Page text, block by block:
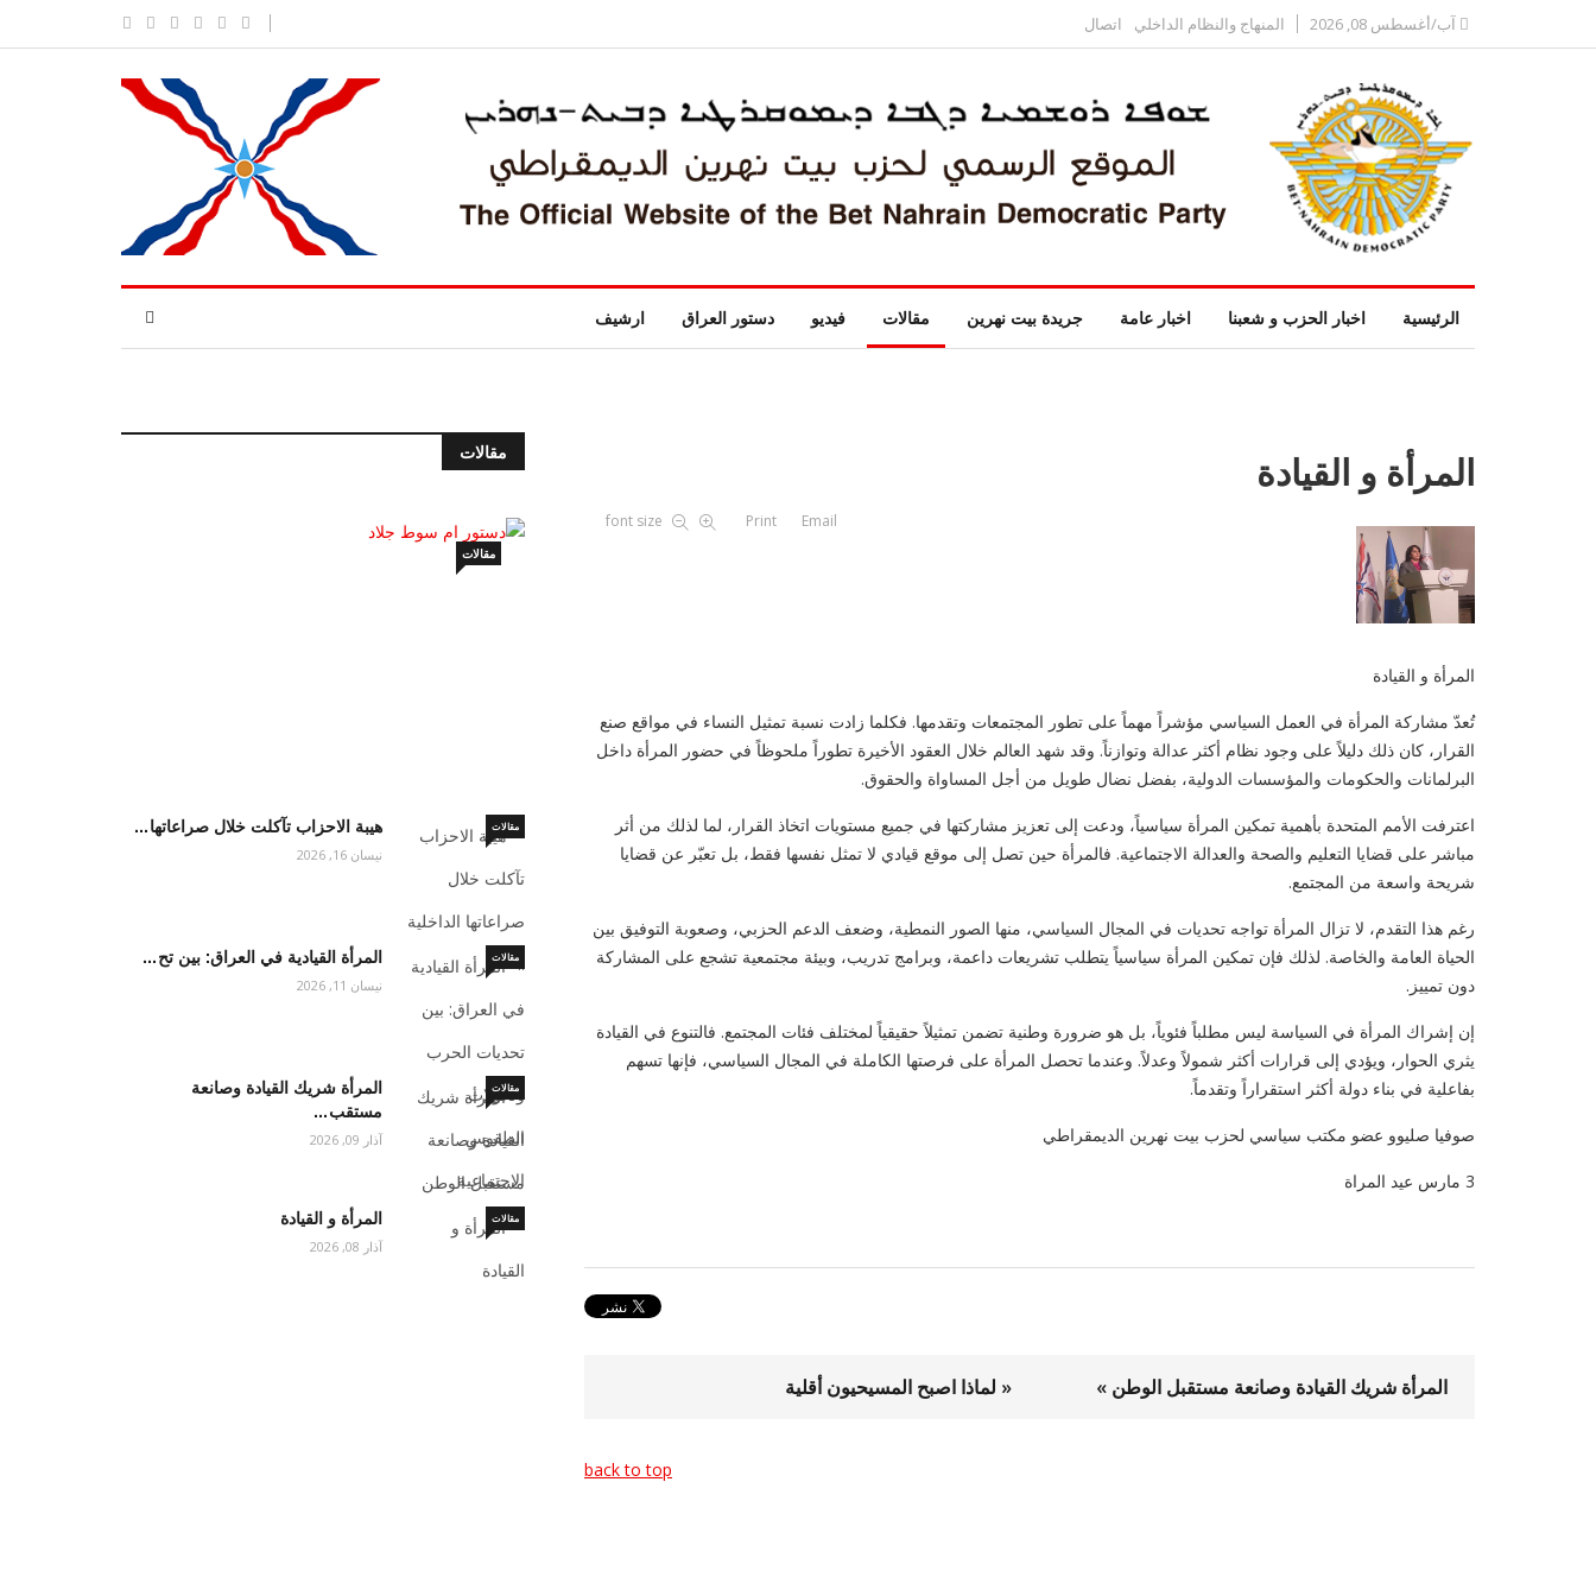
آب/أغسطس 08, 2026 المنهاج والنظام الداخلي اتصال
الرئيسية اخبار الحزب و شعبنا اخبار عامة جريدة بيت نهرين مقالات فيديو دستور العراق ارشيف
المرأة و القيادة
font size Print Email
المرأة و القيادة
تُعدّ مشاركة المرأة في العمل السياسي مؤشراً مهماً على تطور المجتمعات وتقدمها. فكلما زادت نسبة تمثيل النساء في مواقع صنع
القرار، كان ذلك دليلاً على وجود نظام أكثر عدالة وتوازناً. وقد شهد العالم خلال العقود الأخيرة تطوراً ملحوظاً في حضور المرأة داخل
البرلمانات والحكومات والمؤسسات الدولية، بفضل نضال طويل من أجل المساواة والحقوق.
اعترفت الأمم المتحدة بأهمية تمكين المرأة سياسياً، ودعت إلى تعزيز مشاركتها في جميع مستويات اتخاذ القرار، لما لذلك من أثر
مباشر على قضايا التعليم والصحة والعدالة الاجتماعية. فالمرأة حين تصل إلى موقع قيادي لا تمثل نفسها فقط، بل تعبّر عن قضايا
شريحة واسعة من المجتمع.
رغم هذا التقدم، لا تزال المرأة تواجه تحديات في المجال السياسي، منها الصور النمطية، وضعف الدعم الحزبي، وصعوبة التوفيق بين
الحياة العامة والخاصة. لذلك فإن تمكين المرأة سياسياً يتطلب تشريعات داعمة، وبرامج تدريب، وبيئة مجتمعية تشجع على المشاركة
دون تمييز.
إن إشراك المرأة في السياسة ليس مطلباً فئوياً، بل هو ضرورة وطنية تضمن تمثيلاً حقيقياً لمختلف فئات المجتمع. فالتنوع في القيادة
يثري الحوار، ويؤدي إلى قرارات أكثر شمولاً وعدلاً. وعندما تحصل المرأة على فرصتها الكاملة في المجال السياسي، فإنها تسهم
بفاعلية في بناء دولة أكثر استقراراً وتقدماً.
صوفيا صليوو عضو مكتب سياسي لحزب بيت نهرين الديمقراطي
3 مارس عيد المراة
« لماذا اصبح المسيحيون أقلية المرأة شريك القيادة وصانعة مستقبل الوطن »
back to top
مقالات
مقالات
هيبة الاحزاب تآكلت خلال صراعاتها… مقالات
نيسان 16, 2026
المرأة القيادية في العراق: بين تح… مقالات
نيسان 11, 2026
المرأة شريك القيادة وصانعة
مستقب…
مقالات
آذار 09, 2026
المرأة و القيادة مقالات
آذار 08, 2026